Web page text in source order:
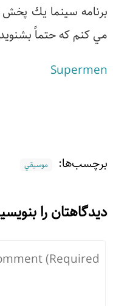
برنامه سينما يك پخش
مي كنم كه حتماً
Supermen
برچسب‌ها: موسيقي
دیدگاهتان را